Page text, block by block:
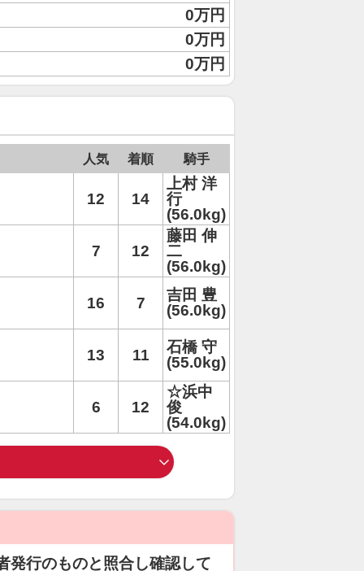
0万円
0万円
0万円
人気 着順 騎手
12 14
上村 洋
行
(56.0kg)
7 12
藤田 伸
二
(56.0kg)
16 7
吉田 豊
(56.0kg)
13 11
石橋 守
(55.0kg)
6 12
☆浜中
俊
(54.0kg)
発行のものと照合し確認して